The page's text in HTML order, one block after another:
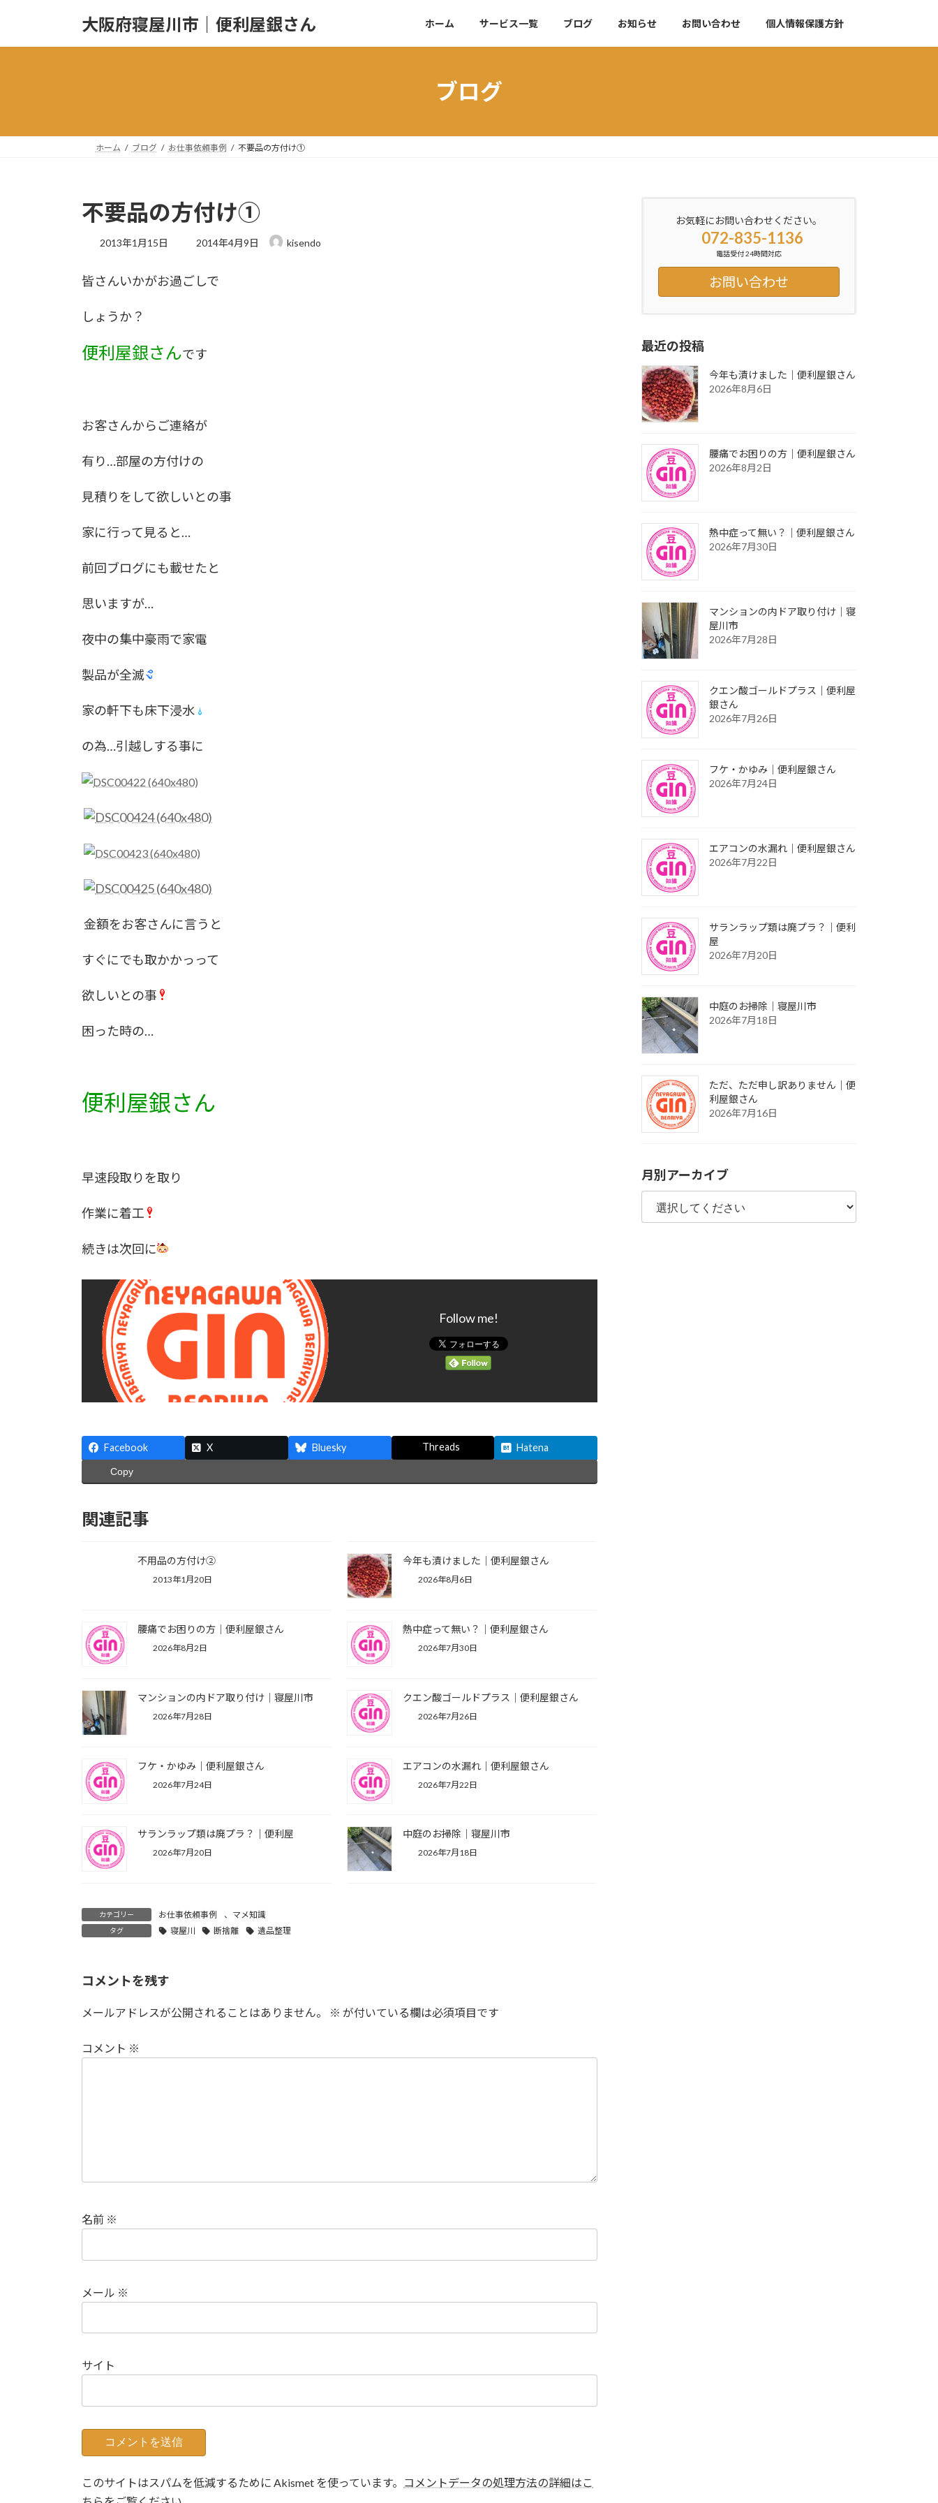
大阪府寝屋川市｜便利屋銀さん ホーム サービス一覧 ブログ お知らせ お問い合わせ 個人情報保護方針
ブログ
ホーム ブログ お仕事依頼事例 不要品の方付け①
不要品の方付け①
2013年1月15日
最
新
2014年4月9日 kisendo
皆さんいかがお過ごしで
しょうか？
便利屋銀さんです
お客さんからご連絡が
有り…部屋の方付けの
見積りをして欲しいとの事
家に行って見ると…
前回ブログにも載せたと
思いますが…
夜中の集中豪雨で家電
製品が全滅
家の軒下も床下浸水
の為…引越しする事に
金額をお客さんに言うと
すぐにでも取かかっって
欲しいとの事
困った時の…
便利屋銀さん
早速段取りを取り
作業に着工
続きは次回に
Follow me!
Facebook X Bluesky Threads Hatena
Copy
関連記事
不用品の方付け②
2013年1月20日
今年も漬けました｜便利屋銀さん
2026年8月6日
腰痛でお困りの方｜便利屋銀さん
2026年8月2日
熱中症って無い？｜便利屋銀さん
2026年7月30日
マンションの内ドア取り付け｜寝屋川市
2026年7月28日
クエン酸ゴールドプラス｜便利屋銀さん
2026年7月26日
フケ・かゆみ｜便利屋銀さん
2026年7月24日
エアコンの水漏れ｜便利屋銀さん
2026年7月22日
サランラップ類は廃プラ？｜便利屋
2026年7月20日
中庭のお掃除｜寝屋川市
2026年7月18日
カテゴリー お仕事依頼事例 、 マメ知識
タグ 寝屋川 断捨離 遺品整理
コメントを残す
メールアドレスが公開されることはありません。 ※ が付いている欄は必須項目です
コメント ※
名前 ※
メール ※
サイト
このサイトはスパムを低減するために Akismet を使っています。
コメントデータの処理方法の詳細はこ
お気軽にお問い合わせください。
072-835-1136
電話受付 24時間対応
お問い合わせ
最近の投稿
今年も漬けました｜便利屋銀さん
2026年8月6日
腰痛でお困りの方｜便利屋銀さん
2026年8月2日
熱中症って無い？｜便利屋銀さん
2026年7月30日
マンションの内ドア取り付け｜寝
屋川市
2026年7月28日
クエン酸ゴールドプラス｜便利屋
銀さん
2026年7月26日
フケ・かゆみ｜便利屋銀さん
2026年7月24日
エアコンの水漏れ｜便利屋銀さん
2026年7月22日
サランラップ類は廃プラ？｜便利
屋
2026年7月20日
中庭のお掃除｜寝屋川市
2026年7月18日
ただ、ただ申し訳ありません｜便
利屋銀さん
2026年7月16日
月別アーカイブ